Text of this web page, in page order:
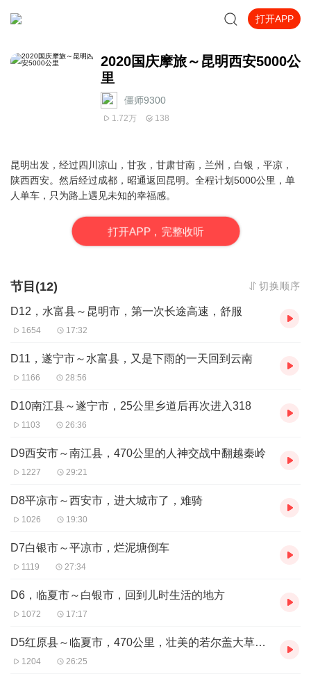
打开APP
2020国庆摩旅～昆明西安5000公
里
僵师9300
1.72万 138
昆明出发，经过四川凉山，甘孜，甘肃甘南，兰州，白银，平凉，
陕西西安。然后经过成都，昭通返回昆明。全程计划5000公里，单
人单车，只为路上遇见未知的幸福感。
打开APP，完整收听
节目(12) 切换顺序
D12，水富县～昆明市，第一次长途高速，舒服
1654 17:32
D11，遂宁市～水富县，又是下雨的一天回到云南
1166 28:56
D10南江县～遂宁市，25公里乡道后再次进入318
1103 26:36
D9西安市～南江县，470公里的人神交战中翻越秦岭
1227 29:21
D8平凉市～西安市，进大城市了，难骑
1026 19:30
D7白银市～平凉市，烂泥塘倒车
1119 27:34
D6，临夏市～白银市，回到儿时生活的地方
1072 17:17
D5红原县～临夏市，470公里，壮美的若尔盖大草原和超爽的骑行
1204 26:25